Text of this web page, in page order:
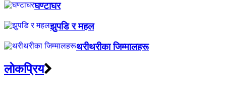
घण्टाघर
झुपडि र महल
थरीथरीका जिम्मालहरू
लाेकप्रिय